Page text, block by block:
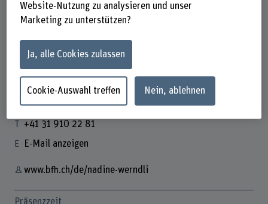
Nadine Werndli
Kontakt
+41 31 910 22 81
E-Mail anzeigen
www.bfh.ch/de/nadine-werndli
Präsenzzeit
Website-Nutzung zu analysieren und unser
Marketing zu unterstützen?
Ja, alle Cookies zulassen
Cookie-Auswahl treffen Nein, ablehnen